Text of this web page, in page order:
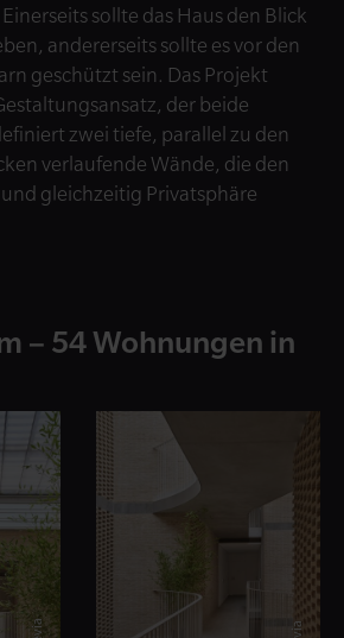
sollte das Haus den Blick
andererseits sollte es vor den
geschützt sein. Das Projekt
der beide
zwei tiefe, parallel zu den
verlaufende Wände, die den
gleichzeitig Privatsphäre
– 54 Wohnungen in